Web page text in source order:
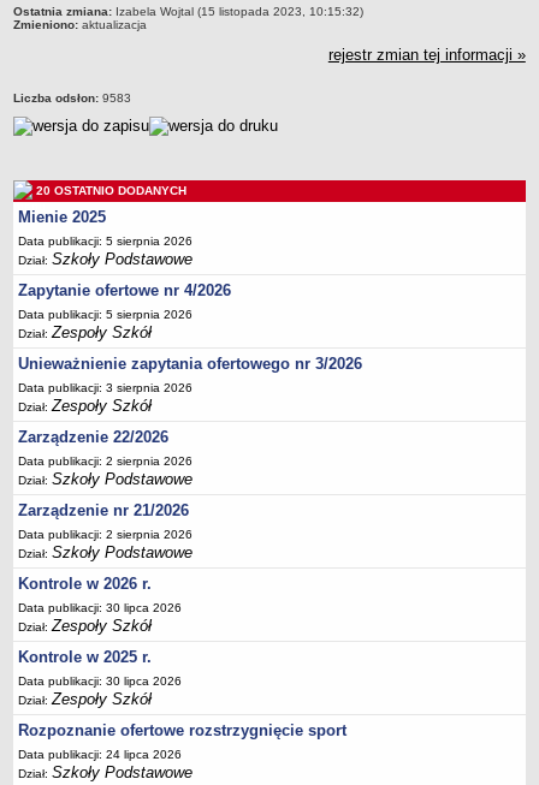
SPECJALNE OŚRODKI SZKOLNO-WYCHOWAWCZE
Dane podstawowe
Majątek
Ogłoszenie
Zarządzenia
Kontrole
Rejestry, ewidencje, archiwa
Sprawozdania
Deklaracja dostępności
PORADNIE PSYCHOLOGICZNO-PEDAGOGICZNE
Zespół Poradni
BIURO FINANSÓW OŚWIATY
Dane podstawowe
Statut
Majątek
Godziny dyżurów
Ogłoszenia
Zarządzenia
Rejestry, ewidencje, archiwa
Kontrole
PONOWNE WYKORZYSTYWANIE
Ostatnia zmiana: Izabela Wojtal (15 listopada 2023, 10:15:32)
Zmieniono: aktualizacja
rejestr zmian tej informacji »
Liczba odsłon: 9583
20 OSTATNIO DODANYCH
Mienie 2025
Data publikacji: 5 sierpnia 2026
Dział:Szkoły Podstawowe
Zapytanie ofertowe nr 4/2026
Data publikacji: 5 sierpnia 2026
Dział:Zespoły Szkół
Unieważnienie zapytania ofertowego nr 3/2026
Data publikacji: 3 sierpnia 2026
Dział:Zespoły Szkół
Zarządzenie 22/2026
Data publikacji: 2 sierpnia 2026
Dział:Szkoły Podstawowe
Zarządzenie nr 21/2026
Data publikacji: 2 sierpnia 2026
Dział:Szkoły Podstawowe
Kontrole w 2026 r.
Data publikacji: 30 lipca 2026
Dział:Zespoły Szkół
Kontrole w 2025 r.
Data publikacji: 30 lipca 2026
Dział:Zespoły Szkół
Rozpoznanie ofertowe rozstrzygnięcie sport
Data publikacji: 24 lipca 2026
Dział:Szkoły Podstawowe